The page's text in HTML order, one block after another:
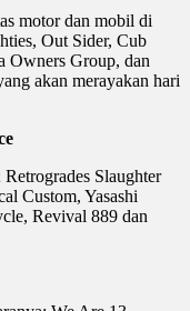
motor dan mobil di
Out Sider, Cub
Owners Group, dan
akan merayakan hari
Slaughter
Custom, Yasashi
Revival 889 dan